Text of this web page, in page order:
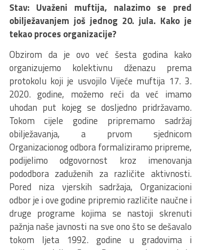
Stav: Uvaženi muftija, nalazimo se pred
obilježavanjem još jednog 20. jula. Kako je
tekao proces organizacije?
Obzirom da je ovo već šesta godina kako
organizujemo kolektivnu dženazu prema
protokolu koji je usvojilo Vijeće muftija 17. 3.
2020. godine, možemo reći da već imamo
uhodan put kojeg se dosljedno pridržavamo.
Tokom cijele godine pripremamo sadržaj
obilježavanja, a prvom sjednicom
Organizacionog odbora formaliziramo pripreme,
podijelimo odgovornost kroz imenovanja
pododbora zaduženih za različite aktivnosti.
Pored niza vjerskih sadržaja, Organizacioni
odbor je i ove godine pripremio različite naučne i
druge programe kojima se nastoji skrenuti
pažnja naše javnosti na sve ono što se dešavalo
tokom ljeta 1992. godine u gradovima i